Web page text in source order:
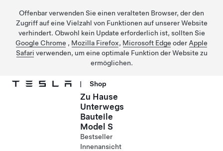
Offenbar verwenden Sie einen veralteten Browser, der den
Zugriff auf eine Vielzahl von Funktionen auf unserer Website
verhindert. Obwohl kein Update erforderlich ist, sollten Sie
Google Chrome , Mozilla Firefox, Microsoft Edge oder Apple
Safari verwenden, um eine optimale Funktion der Website zu
ermöglichen.
| Shop
Zu Hause
Unterwegs
Bauteile
Model S
Bestseller
Innenansicht